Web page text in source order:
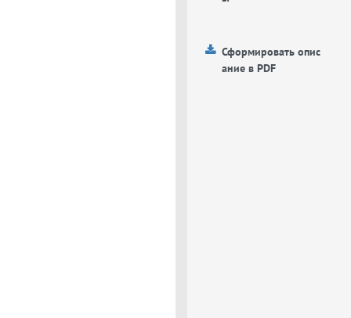
Сформировать опис
ание в PDF